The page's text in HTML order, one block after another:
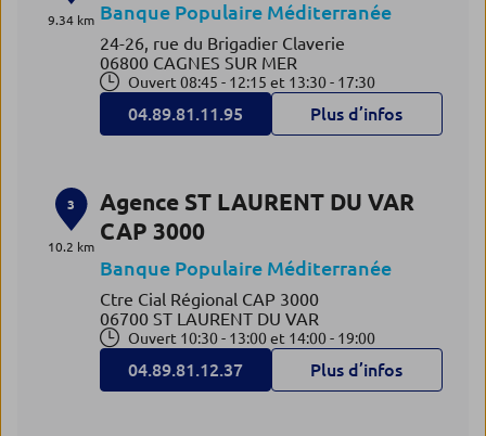
9.34 km Banque Populaire Méditerranée
24-26, rue du Brigadier Claverie
06800 CAGNES SUR MER
Ouvert 08:45 - 12:15 et 13:30 - 17:30
04.89.81.11.95 Plus d’infos
3
10.2 km
Agence ST LAURENT DU VAR
CAP 3000
Banque Populaire Méditerranée
Ctre Cial Régional CAP 3000
06700 ST LAURENT DU VAR
Ouvert 10:30 - 13:00 et 14:00 - 19:00
04.89.81.12.37 Plus d’infos